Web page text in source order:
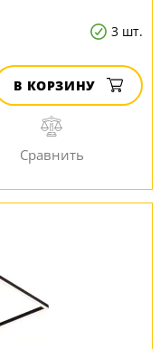
3 шт.
В КОРЗИНУ